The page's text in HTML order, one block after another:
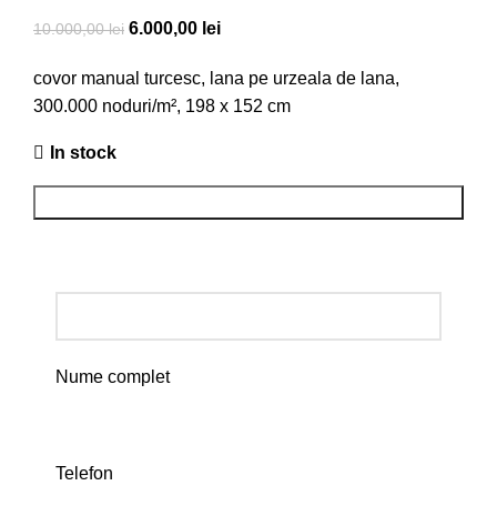
10.000,00lei 6.000,00 lei
covor manual turcesc, lana pe urzeala de lana,
300.000 noduri/m², 198 x 152 cm
In stock
Nume complet
Telefon